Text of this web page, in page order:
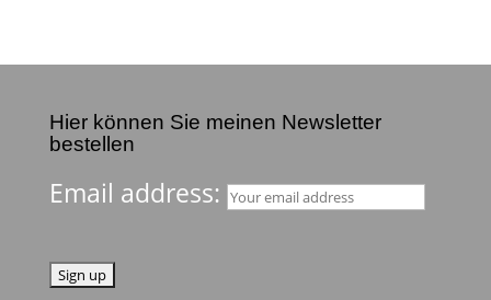
Hier können Sie meinen Newsletter
bestellen
Email address: